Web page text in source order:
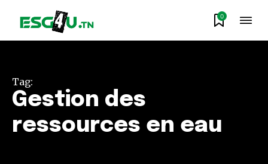
0
Tag:
Gestion des
ressources en eau